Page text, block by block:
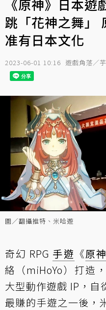
《原神》日本
跳「花神之舞」
准有日本文化
2023-06-01 10:16 遊戲角落／
圖／翻攝推特、米哈遊
奇幻 RPG 手遊 《原神
絡（miHoYo）打造
大型動作遊戲 IP，自
最賺的手遊之一後，